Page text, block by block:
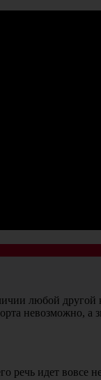
любой
невозможно, а
идет вовсе